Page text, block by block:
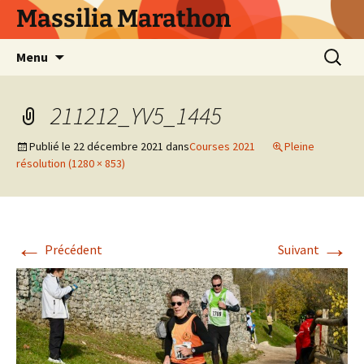
AllerMassilia Marathon
Menu
211212_YV5_1445
Publié le 22 décembre 2021 dansCourses 2021
Pleine
résolution (1280 × 853)
← Précédent Suivant →